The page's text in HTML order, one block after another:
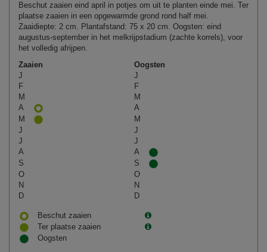
Beschut zaaien eind april in potjes om uit te planten einde mei. Ter
plaatse zaaien in een opgewarmde grond rond half mei.
Zaaidiepte: 2 cm. Plantafstand: 75 x 20 cm. Oogsten: eind
augustus-september in het melkrijpstadium (zachte korrels), voor
het volledig afrijpen.
Zaaien
Oogsten
J
J
F
F
M
M
A
A
M
M
J
J
J
J
A
A
S
S
O
O
N
N
D
D
Beschut zaaien
Ter plaatse zaaien
Oogsten